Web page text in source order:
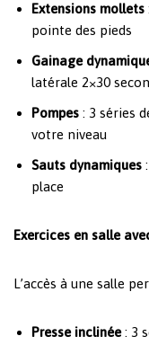
Extensions mollets
pointe des pieds
Gainage
latérale 2×30
Pompes : 3 séries
votre niveau
Sauts dynamiques
place
Exercices en salle
L’accès à une salle
Presse inclinée: 3